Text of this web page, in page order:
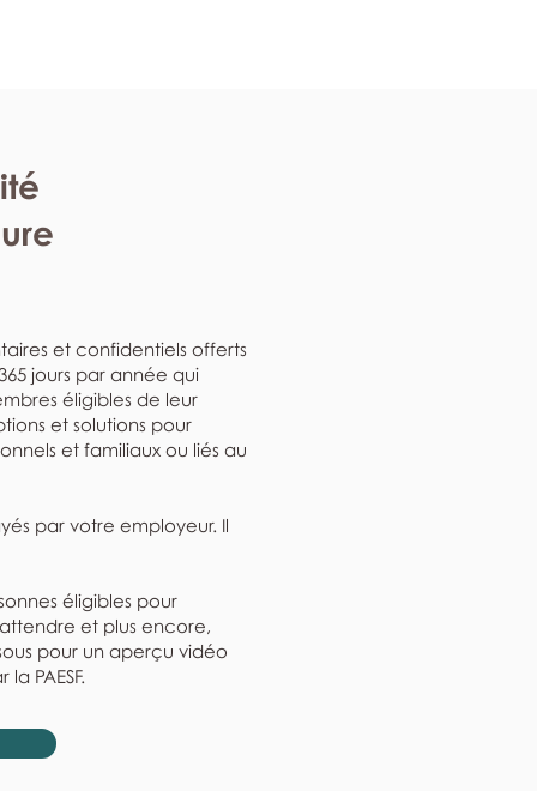
et confidentiels offerts
jours par année qui
éligibles de leur
et solutions pour
et familiaux ou liés au
par votre employeur. Il
éligibles pour
et plus encore,
pour un aperçu vidéo
PAESF.